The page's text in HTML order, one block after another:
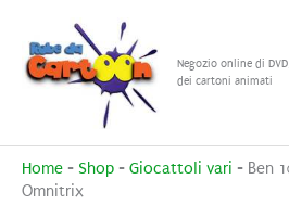
contenuto
Negozio online di
dei cartoni animati
Home - Shop - Giocattoli vari - Ben
Omnitrix